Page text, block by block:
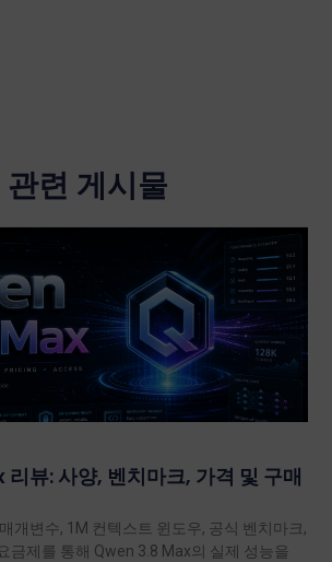
관련 게시물
뷰: 사양, 벤치마크, 가격 및 구매
개변수, 1M 컨텍스트 윈도우, 공식 벤치마크,
금제를 통해 Qwen 3.8 Max의 실제 성능을